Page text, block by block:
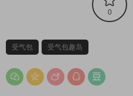
0
受气包 受气包趣岛